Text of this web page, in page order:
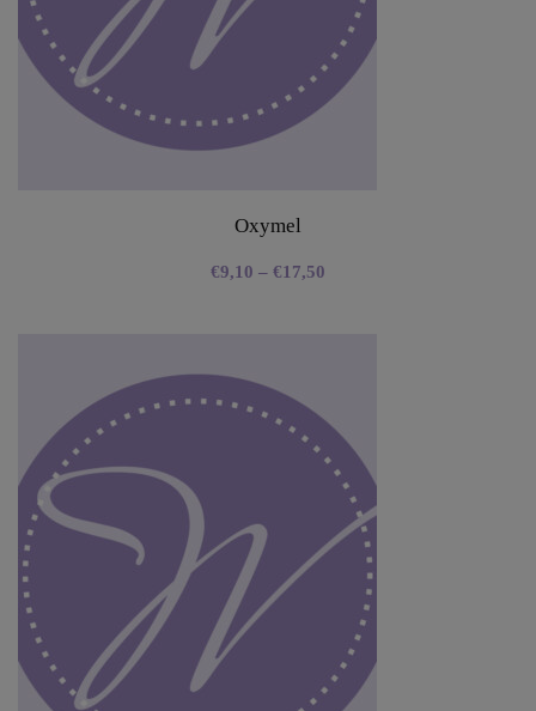
Oxymel
€9,10 – €17,50